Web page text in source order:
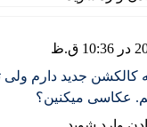
کالکشن جدید دارم ولی
عکاسی میکنین؟